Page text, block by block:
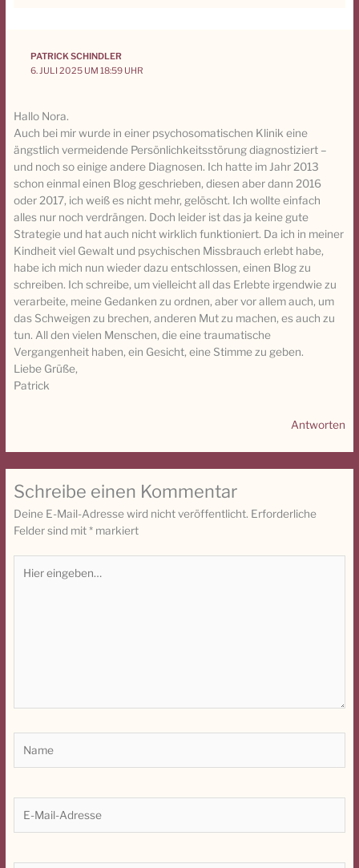
PATRICK SCHINDLER
6. JULI 2025 UM 18:59 UHR
Hallo Nora.
Auch bei mir wurde in einer psychosomatischen Klinik eine
ängstlich vermeidende Persönlichkeitsstörung diagnostiziert –
und noch so einige andere Diagnosen. Ich hatte im Jahr 2013
schon einmal einen Blog geschrieben, diesen aber dann 2016
oder 2017, ich weiß es nicht mehr, gelöscht. Ich wollte einfach
alles nur noch verdrängen. Doch leider ist das ja keine gute
Strategie und hat auch nicht wirklich funktioniert. Da ich in meiner
Kindheit viel Gewalt und psychischen Missbrauch erlebt habe,
habe ich mich nun wieder dazu entschlossen, einen Blog zu
schreiben. Ich schreibe, um vielleicht all das Erlebte irgendwie zu
verarbeite, meine Gedanken zu ordnen, aber vor allem auch, um
das Schweigen zu brechen, anderen Mut zu machen, es auch zu
tun. All den vielen Menschen, die eine traumatische
Vergangenheit haben, ein Gesicht, eine Stimme zu geben.
Liebe Grüße,
Patrick
Antworten
Schreibe einen Kommentar
Deine E-Mail-Adresse wird nicht veröffentlicht. Erforderliche
Felder sind mit* markiert
eingeben…
Mail-